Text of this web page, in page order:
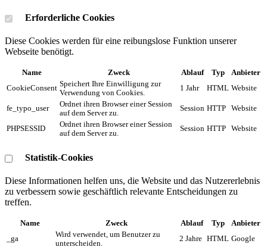
Erforderliche Cookies
Diese Cookies werden für eine reibungslose Funktion unserer
Webseite benötigt.
Name Zweck Ablauf Typ
Anbieter
CookieConsent Speichert Ihre Einwilligung zur
Verwendung von Cookies.
1 Jahr HTML Website
fe_typo_user
Ordnet ihren Browser einer Session
auf dem Server zu.
Session HTTP Website
PHPSESSID
Ordnet ihren Browser einer Session
auf dem Server zu.
Session HTTP Website
Statistik-Cookies
Diese Informationen helfen uns, die Website und das Nutzererlebnis
zu verbessern sowie geschäftlich relevante Entscheidungen zu
treffen.
Name Zweck Ablauf Typ
Anbieter
_ga
Wird verwendet, um Benutzer zu
unterscheiden.
2 Jahre HTML Google